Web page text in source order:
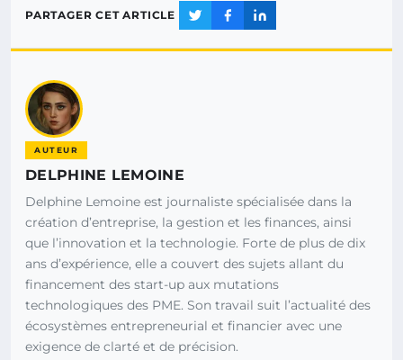
PARTAGER CET ARTICLE
AUTEUR
DELPHINE LEMOINE
Delphine Lemoine est journaliste spécialisée dans la
création d’entreprise, la gestion et les finances, ainsi
que l’innovation et la technologie. Forte de plus de dix
ans d’expérience, elle a couvert des sujets allant du
financement des start-up aux mutations
technologiques des PME. Son travail suit l’actualité des
écosystèmes entrepreneurial et financier avec une
exigence de clarté et de précision.